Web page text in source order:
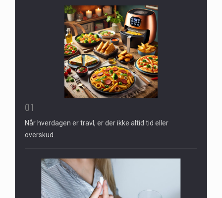
01
Når hverdagen er travl, er der ikke altid tid eller
overskud…